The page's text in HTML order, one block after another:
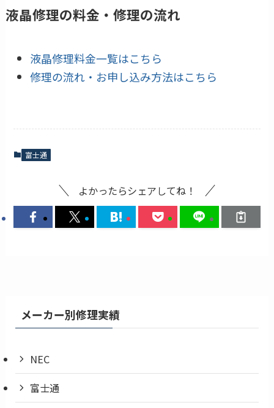
液晶修理の料金・修理の流れ
液晶修理料金一覧はこちら
修理の流れ・お申し込み方法はこちら
富士通
よかったらシェアしてね！
メーカー別修理実績
NEC
富士通